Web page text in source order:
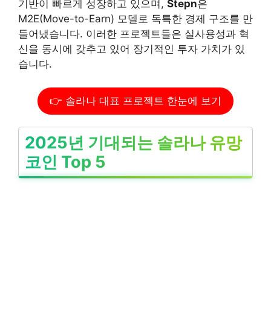
기반이 빠르게 성장하고 있으며, Stepn은
M2E(Move-to-Earn) 모델로 독특한 경제 구조를 만
들어냈습니다. 이러한 프로젝트들은 실사용성과 혁
신을 동시에 갖추고 있어 장기적인 투자 가치가 있
습니다.
👉 솔라나 대표 프로젝트 한눈에 보기
2025년 기대되는 솔라나 유망
코인 Top 5